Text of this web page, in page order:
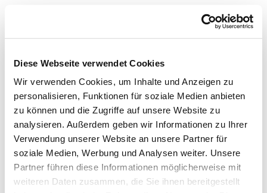
Diese Webseite verwendet Cookies
Wir verwenden Cookies, um Inhalte und Anzeigen zu
personalisieren, Funktionen für soziale Medien anbieten
zu können und die Zugriffe auf unsere Website zu
analysieren. Außerdem geben wir Informationen zu Ihrer
Verwendung unserer Website an unsere Partner für
soziale Medien, Werbung und Analysen weiter. Unsere
Partner führen diese Informationen möglicherweise mit
weiteren Daten zusammen, die Sie ihnen bereitgestellt